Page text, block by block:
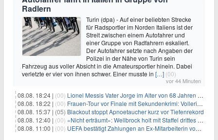
Radlern
Turin (dpa) - Auf einer beliebten Strecke
für Radsportler im Norden Italiens ist der
Streit zwischen einem Autofahrer und
einer Gruppe von Radfahrern eskaliert.
Der Autofahrer setzte nach Angaben der
Polizei in der Nähe von Turin sein
Fahrzeug aus voller Absicht in die Amateursportler hinein. Dabei
verletzte er vier von ihnen schwer. Einer musste in […] (00)
vor 44 Minuten
08.08. 18:24 | (00) Lionel Messis Vater Jorge im Alter von 68 Jahren gestorben
08.08. 18:22 | (00) Frauen-Tour vor Finale mit Sekundenkrimi: Vollering in Gelb
08.08. 15:37 | (05) Blackout stoppt Apnoetaucher kurz vor Tiefenrekord
08.08. 12:40 | (00) «Nicht erträumt»: Wellbrock holt mit Staffel drittes EM-Gold
08.08. 11:00 | (00) UEFA bestätigt Zahlungen an Ex-Mitarbeiterin von Infantino